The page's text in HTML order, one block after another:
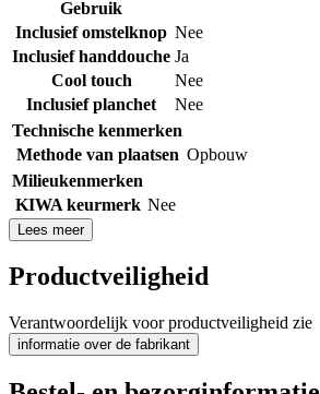
Gebruik
Inclusief omstelknop Nee
Inclusief handdouche Ja
Cool touch
Nee
Inclusief planchet
Nee
Technische kenmerken
Methode van plaatsen Opbouw
Milieukenmerken
KIWA keurmerk Nee
Lees meer
Productveiligheid
Verantwoordelijk voor productveiligheid zie
informatie over de fabrikant